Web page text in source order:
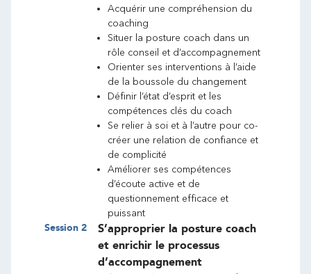
Acquérir une compréhension du
coaching
Situer la posture coach dans un
rôle conseil et d’accompagnement
Orienter ses interventions à l’aide
de la boussole du changement
Définir l’état d’esprit et les
compétences clés du coach
Se relier à soi et à l’autre pour co-
créer une relation de confiance et
de complicité
Améliorer ses compétences
d’écoute active et de
questionnement efficace et
puissant
Session 2
S’approprier la posture coach
et enrichir le processus
d’accompagnement